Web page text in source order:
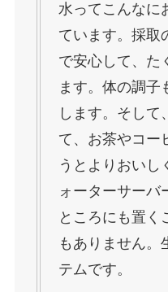
水ってこんなに
ています。採取
で安心して、た
ます。体の調子
します。そして
て、お茶やコー
うとよりおいし
ォーターサーバ
ところにも置く
もありません。
テムです。